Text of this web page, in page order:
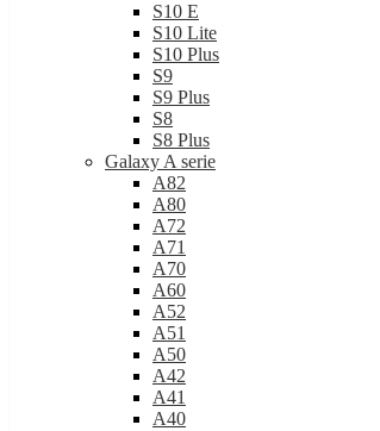
S9 Plus
S8
S8 Plus
Galaxy A serie
A82
A80
A72
A71
A70
A60
A52
A51
A50
A42
A41
A40
A32
A30
A22
A21 S